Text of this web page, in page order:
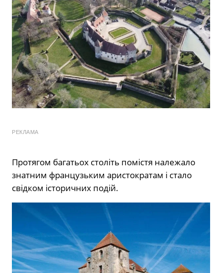
РЕКЛАМА
Протягом багатьох століть помістя належало
знатним французьким аристократам і стало
свідком історичних подій.